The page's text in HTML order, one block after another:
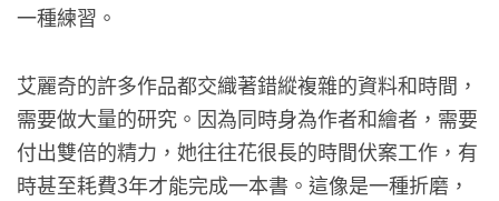
一種練習。
艾麗奇的許多作品都交織著錯縱複雜的資料和時間，
需要做大量的研究。因為同時身為作者和繪者，需要
付出雙倍的精力，她往往花很長的時間伏案工作，有
時甚至耗費3年才能完成一本書。這像是一種折磨，